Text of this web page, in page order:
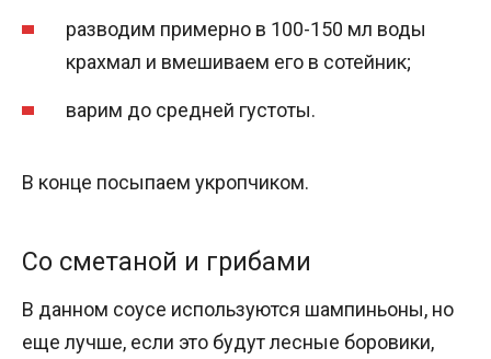
разводим примерно в 100-150 мл воды
крахмал и вмешиваем его в сотейник;
варим до средней густоты.
В конце посыпаем укропчиком.
Со сметаной и грибами
В данном соусе используются шампиньоны, но
еще лучше, если это будут лесные боровики,